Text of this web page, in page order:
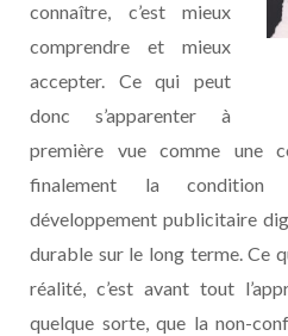
connaître, c’est mieux
comprendre et mieux
accepter. Ce qui peut
donc s’apparenter à
première vue comme une
finalement la condition
développement publicitaire
durable sur le long terme. Ce
réalité, c’est avant tout
quelque sorte, que la non-